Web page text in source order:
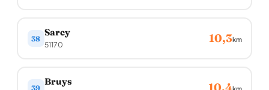
38
Sarcy
51170 10,3km
39
Bruys 10,4km